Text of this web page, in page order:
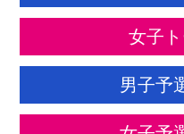
女子
男子予